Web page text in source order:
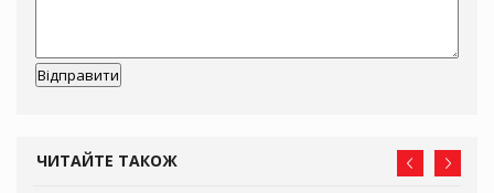
ЧИТАЙТЕ ТАКОЖ